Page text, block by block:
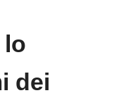
lo
dei